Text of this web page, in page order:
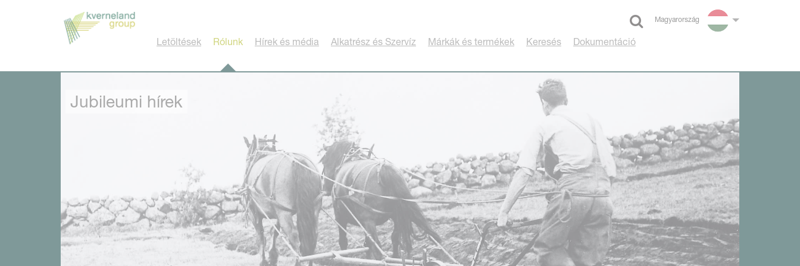
Magyarország
Select language
Letöltések Rólunk Hírek és média Alkatrész és Szervíz Márkák és termékek Keresés Dokumentáció
Jubileumi hírek